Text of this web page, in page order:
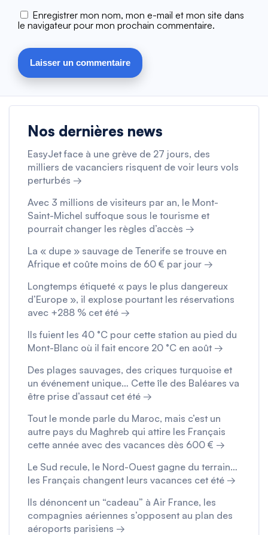
Enregistrer mon nom, mon e-mail et mon site dans
le navigateur pour mon prochain commentaire.
Nos dernières news
EasyJet face à une grève de 27 jours, des
milliers de vacanciers risquent de voir leurs vols
perturbés →
Avec 3 millions de visiteurs par an, le Mont-
Saint-Michel suffoque sous le tourisme et
pourrait changer les règles d’accès →
La « dupe » sauvage de Tenerife se trouve en
Afrique et coûte moins de 60 € par jour →
Longtemps étiqueté « pays le plus dangereux
d’Europe », il explose pourtant les réservations
avec +288 % cet été →
Ils fuient les 40 °C pour cette station au pied du
Mont-Blanc où il fait encore 20 °C en août →
Des plages sauvages, des criques turquoise et
un événement unique… Cette île des Baléares va
être prise d’assaut cet été →
Tout le monde parle du Maroc, mais c’est un
autre pays du Maghreb qui attire les Français
cette année avec des vacances dès 600 € →
Le Sud recule, le Nord-Ouest gagne du terrain…
les Français changent leurs vacances cet été →
Ils dénoncent un “cadeau” à Air France, les
compagnies aériennes s’opposent au plan des
aéroports parisiens →